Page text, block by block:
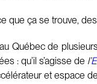
que ça se trouve,
Québec de
: qu’il s’agisse de l’
et espace